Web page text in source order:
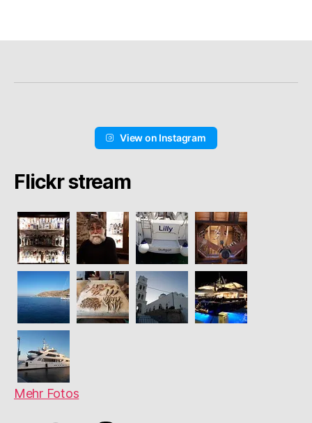
View on Instagram
Flickr stream
Mehr Fotos